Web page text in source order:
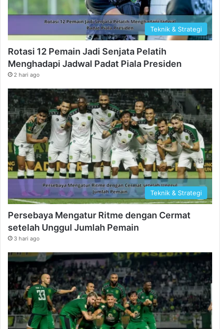
Teknik & Strategi
Rotasi 12 Pemain Jadi Senjata Pelatih
Menghadapi Jadwal Padat Piala Presiden
2 hari ago
Teknik & Strategi
Persebaya Mengatur Ritme dengan Cermat
setelah Unggul Jumlah Pemain
3 hari ago